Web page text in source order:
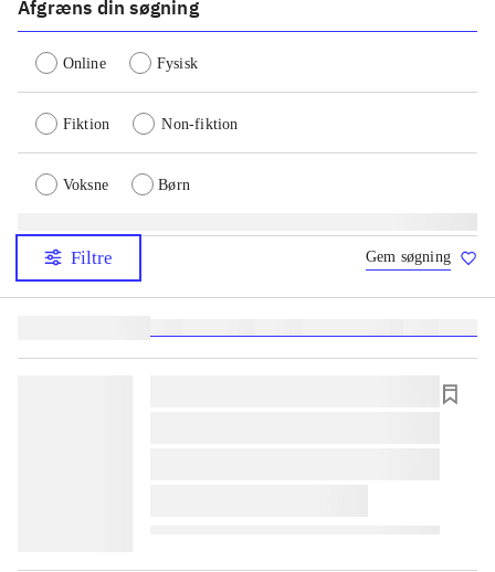
Afgræns din søgning
Online Fysisk
Fiktion Non-fiktion
Voksne Børn
Filtre Gem søgning
lorem ipsum dolor sit amet ...